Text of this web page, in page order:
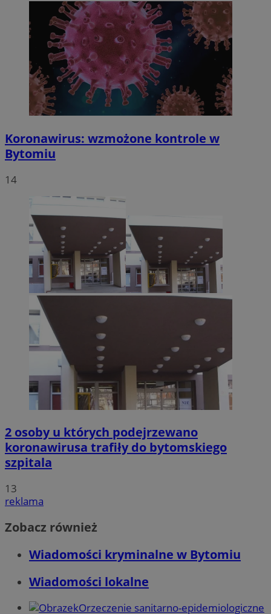
Koronawirus: wzmożone kontrole w
Bytomiu
14
2 osoby u których podejrzewano
koronawirusa trafiły do bytomskiego
szpitala
13
reklama
Zobacz również
Wiadomości kryminalne w Bytomiu
Wiadomości lokalne
Orzeczenie sanitarno-epidemiologiczne